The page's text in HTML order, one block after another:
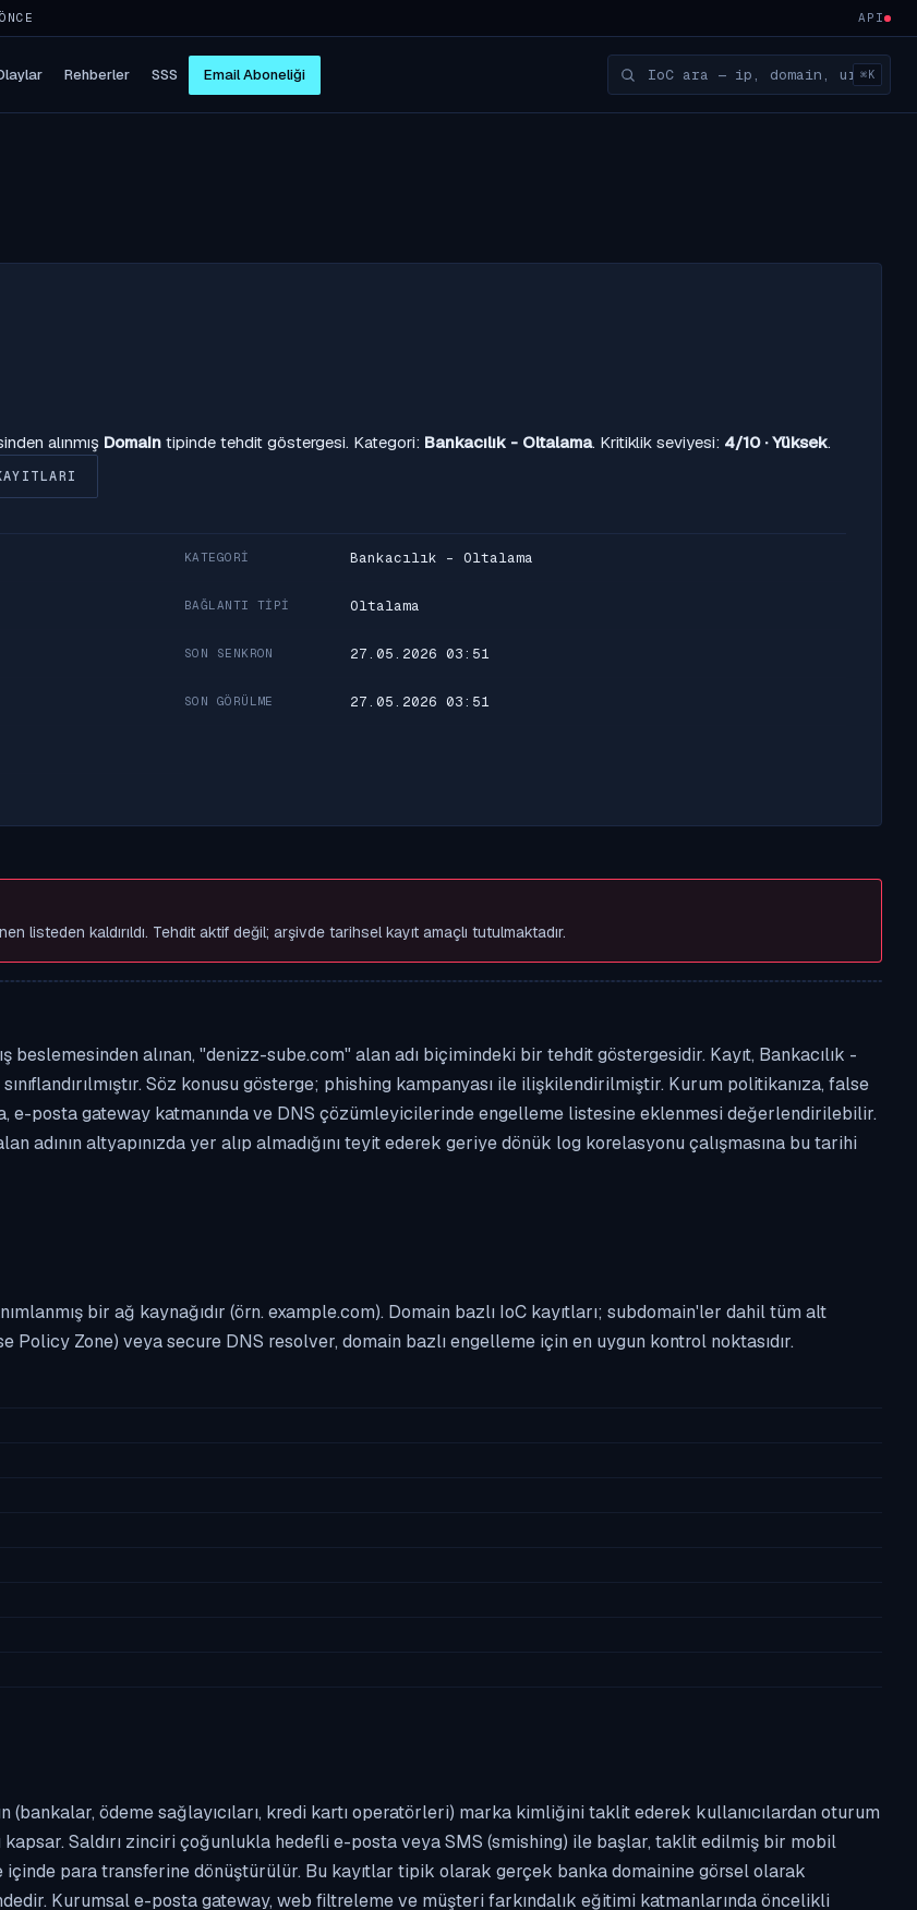
API
Rehberler SSS Email Aboneliği ⌘K
alınmış Domain tipinde tehdit göstergesi. Kategori: Bankacılık - Oltalama. Kritiklik seviyesi: 4/10 · Yüksek.
KATEGORI Bankacılık - Oltalama
BAĞLANTI TIPI Oltalama
SON SENKRON 27.05.2026 03:51
SON GÖRÜLME 27.05.2026 03:51
kaldırıldı. Tehdit aktif değil; arşivde tarihsel kayıt amaçlı tutulmaktadır.
beslemesinden alınan, "denizz-sube.com" alan adı biçimindeki bir tehdit göstergesidir. Kayıt, Bankacılık -
Söz konusu gösterge; phishing kampanyası ile ilişkilendirilmiştir. Kurum politikanıza, false
e-posta gateway katmanında ve DNS çözümleyicilerinde engelleme listesine eklenmesi değerlendirilebilir.
adının altyapınızda yer alıp almadığını teyit ederek geriye dönük log korelasyonu çalışmasına bu tarihi
bir ağ kaynağıdır (örn. example.com). Domain bazlı IoC kayıtları; subdomain'ler dahil tüm alt
Zone) veya secure DNS resolver, domain bazlı engelleme için en uygun kontrol noktasıdır.
(bankalar, ödeme sağlayıcıları, kredi kartı operatörleri) marka kimliğini taklit ederek kullanıcılardan oturum
kapsar. Saldırı zinciri çoğunlukla hedefli e-posta veya SMS (smishing) ile başlar, taklit edilmiş bir mobil
para transferine dönüştürülür. Bu kayıtlar tipik olarak gerçek banka domainine görsel olarak
Kurumsal e-posta gateway, web filtreleme ve müşteri farkındalık eğitimi katmanlarında öncelikli